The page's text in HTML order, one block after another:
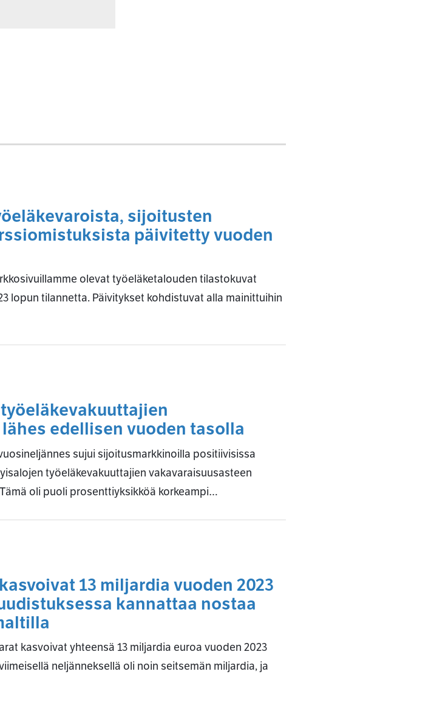
sijoitusten
päivitetty vuoden
olevat työeläketalouden tilastokuvat
lopun tilannetta. Päivitykset kohdistuvat alla mainittuihin
edellisen vuoden tasolla
sujui sijoitusmarkkinoilla positiivisissa
työeläkevakuuttajien vakavaraisuusasteen
oli puoli prosenttiyksikköä korkeampi…
13 miljardia vuoden 2023
kannattaa nostaa
kasvoivat yhteensä 13 miljardia euroa vuoden 2023
neljänneksellä oli noin seitsemän miljardia, ja